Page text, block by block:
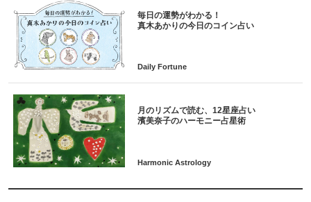
毎日の運勢がわかる！
月のリズムで読む、12星座占い